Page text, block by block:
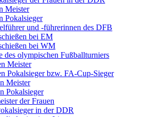
Meister
Pokalsieger
und -führerinnen des DFB
bei EM
bei WM
des olympischen Fußballturniers
Meister
Pokalsieger bzw. FA-Cup-Sieger
Meister
Pokalsieger
der Frauen
in der DDR